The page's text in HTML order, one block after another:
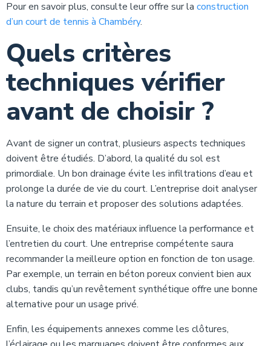
Pour en savoir plus, consulte leur offre sur la construction
d’un court de tennis à Chambéry.
Quels critères
techniques vérifier
avant de choisir ?
Avant de signer un contrat, plusieurs aspects techniques
doivent être étudiés. D’abord, la qualité du sol est
primordiale. Un bon drainage évite les infiltrations d’eau et
prolonge la durée de vie du court. L’entreprise doit analyser
la nature du terrain et proposer des solutions adaptées.
Ensuite, le choix des matériaux influence la performance et
l’entretien du court. Une entreprise compétente saura
recommander la meilleure option en fonction de ton usage.
Par exemple, un terrain en béton poreux convient bien aux
clubs, tandis qu’un revêtement synthétique offre une bonne
alternative pour un usage privé.
Enfin, les équipements annexes comme les clôtures,